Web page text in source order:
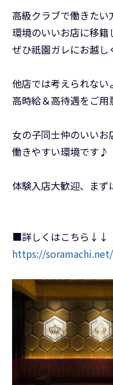
高級クラブで働きたい
環境のいいお店に移籍
ぜひ祇園ガレにお越
他店では考えられない
高時給＆高待遇をご用
女の子同士仲のいいお
働きやすい環境です♪
体験入店大歓迎、ま
■詳しくはこちら↓↓
https://